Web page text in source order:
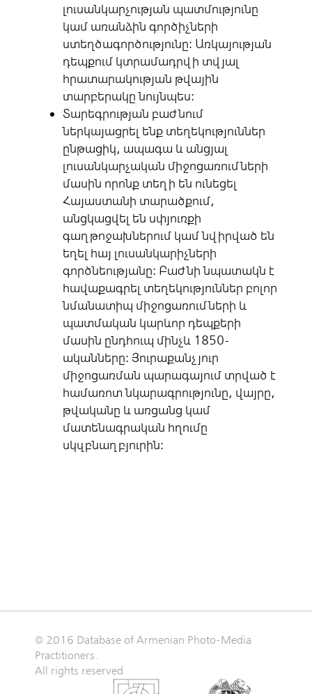
լուսանկարչության պատմությունը
կամ առանձին գործիչների
ստեղծագործությունը: Առկայության
դեպքում կտրամադրվի տվյալ
հրատարակության թվային
տարբերակը նույնպես:
Տարեգրության բաժնում
ներկայացրել ենք տեղեկություններ
ընթացիկ, ապագա և անցյալ
լուսանկարչական միջոցառումների
մասին որոնք տեղի են ունեցել
Հայաստանի տարածքում,
անցկացվել են սփյուռքի
գաղթոջախներում կամ նվիրված են
եղել հայ լուսանկարիչների
գործնեությանը: Բաժնի նպատակն է
հավաքագրել տեղեկություններ բոլոր
նմանատիպ միջոցառումների և
պատմական կարևոր դեպքերի
մասին ընդհուպ մինչև 1850-
ականները: Յուրաքանչյուր
միջոցառման պարագայում տրված է
համառոտ նկարագրությունը, վայրը,
թվականը և առցանց կամ
մատենագրական հղումը
սկզբնաղբյուրին:
© 2016 Database of Armenian Photo-Media
Practitioners.
All rights reserved